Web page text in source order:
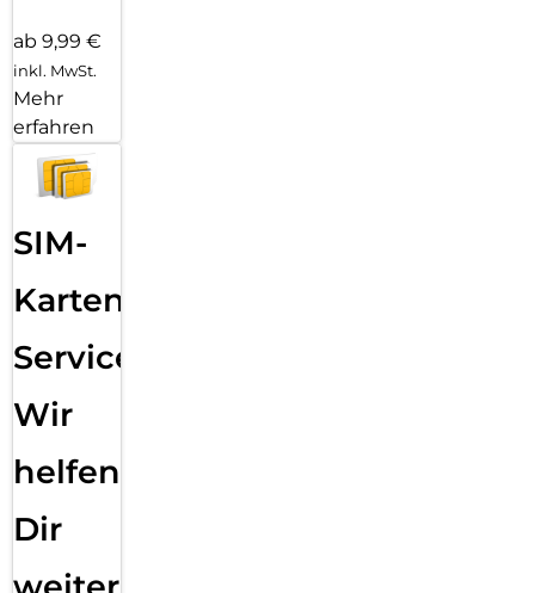
ab 9,99 €
inkl. MwSt.
Mehr
erfahren
SIM-
Karten
Service:
Wir
helfen
Dir